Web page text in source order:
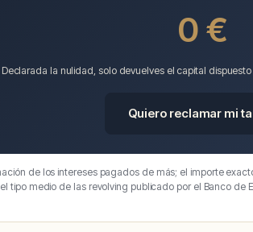
0 €
Declarada la nulidad, solo devuelves el capital
Quiero reclamar mi
de los intereses pagados de más; el importe
tipo medio de las revolving publicado por el Banco